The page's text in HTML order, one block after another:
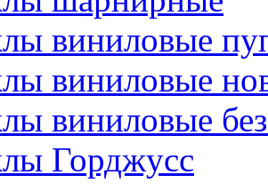
виниловые
виниловые
виниловые
Горджусс